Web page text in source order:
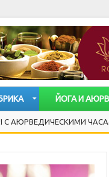
ЙОГА И
ЧАСАМИ?